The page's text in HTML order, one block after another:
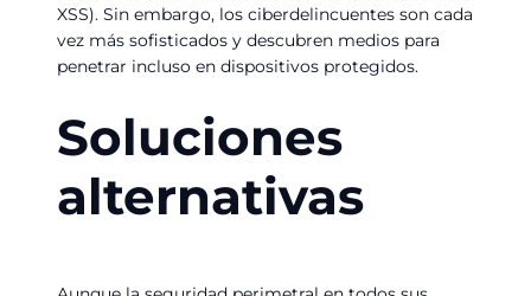
XSS). Sin embargo, los ciberdelincuentes son cada
vez más sofisticados y descubren medios para
penetrar incluso en dispositivos protegidos.
Soluciones
alternativas